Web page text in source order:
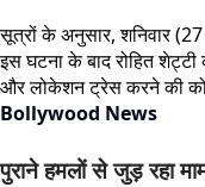
सूत्रों के अनुसार, शनिवार
इस घटना के बाद रोहित
और लोकेशन ट्रेस करने की
Bollywood News
पुराने हमलों से जुड़ रहा